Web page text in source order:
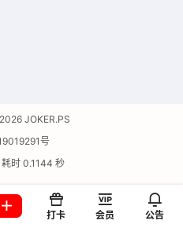
JOKER.PS
号
时 0.1144 秒
打卡 会员 公告